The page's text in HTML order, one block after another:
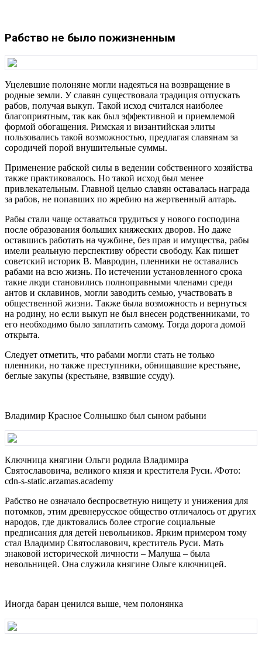
Рабство не было пожизненным
Уцелевшие полоняне могли надеяться на возвращение в
родные земли. У славян существовала традиция отпускать
рабов, получая выкуп. Такой исход считался наиболее
благоприятным, так как был эффективной и приемлемой
формой обогащения. Римская и византийская элиты
пользовались такой возможностью, предлагая славянам за
сородичей порой внушительные суммы.
Применение рабской силы в ведении собственного хозяйства
также практиковалось. Но такой исход был менее
привлекательным. Главной целью славян оставалась награда
за рабов, не попавших по жребию на жертвенный алтарь.
Рабы стали чаще оставаться трудиться у нового господина
после образования больших княжеских дворов. Но даже
оставшись работать на чужбине, без прав и имущества, рабы
имели реальную перспективу обрести свободу. Как пишет
советский историк В. Мавродин, пленники не оставались
рабами на всю жизнь. По истечении установленного срока
такие люди становились полноправными членами среди
антов и склавинов, могли заводить семью, участвовать в
общественной жизни. Также была возможность и вернуться
на родину, но если выкуп не был внесен родственниками, то
его необходимо было заплатить самому. Тогда дорога домой
открыта.
Следует отметить, что рабами могли стать не только
пленники, но также преступники, обнищавшие крестьяне,
беглые закупы (крестьяне, взявшие ссуду).
Владимир Красное Солнышко был сыном рабыни
Ключница княгини Ольги родила Владимира
Святославовича, великого князя и крестителя Руси. /Фото:
cdn-s-static.arzamas.academy
Рабство не означало беспросветную нищету и унижения для
потомков, этим древнерусское общество отличалось от других
народов, где диктовались более строгие социальные
предписания для детей невольников. Ярким примером тому
стал Владимир Святославович, креститель Руси. Мать
знаковой исторической личности – Малуша – была
невольницей. Она служила княгине Ольге ключницей.
Иногда баран ценился выше, чем полонянка